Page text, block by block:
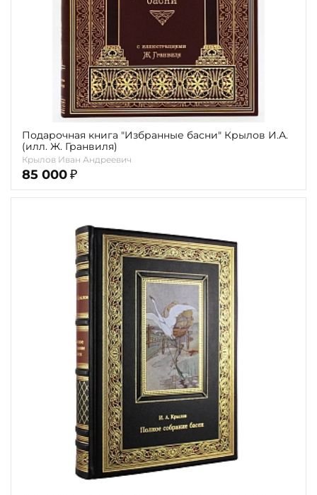
Подарочная книга "Избранные басни" Крылов И.А.
(илл. Ж. Гранвиля)
Крылов Иван Андреевич
85 000 ₽